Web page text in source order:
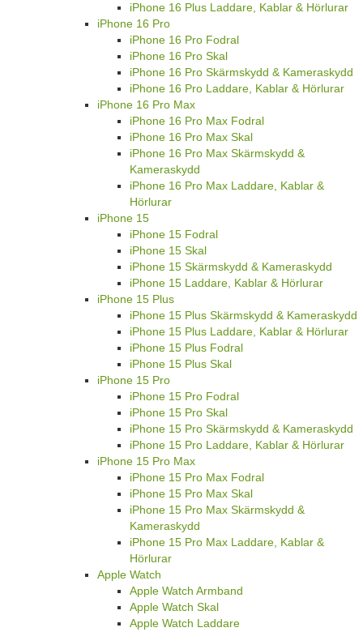
iPhone 16 Plus Laddare, Kablar & Hörlurar
iPhone 16 Pro
iPhone 16 Pro Fodral
iPhone 16 Pro Skal
iPhone 16 Pro Skärmskydd & Kameraskydd
iPhone 16 Pro Laddare, Kablar & Hörlurar
iPhone 16 Pro Max
iPhone 16 Pro Max Fodral
iPhone 16 Pro Max Skal
iPhone 16 Pro Max Skärmskydd &
Kameraskydd
iPhone 16 Pro Max Laddare, Kablar &
Hörlurar
iPhone 15
iPhone 15 Fodral
iPhone 15 Skal
iPhone 15 Skärmskydd & Kameraskydd
iPhone 15 Laddare, Kablar & Hörlurar
iPhone 15 Plus
iPhone 15 Plus Skärmskydd & Kameraskydd
iPhone 15 Plus Laddare, Kablar & Hörlurar
iPhone 15 Plus Fodral
iPhone 15 Plus Skal
iPhone 15 Pro
iPhone 15 Pro Fodral
iPhone 15 Pro Skal
iPhone 15 Pro Skärmskydd & Kameraskydd
iPhone 15 Pro Laddare, Kablar & Hörlurar
iPhone 15 Pro Max
iPhone 15 Pro Max Fodral
iPhone 15 Pro Max Skal
iPhone 15 Pro Max Skärmskydd &
Kameraskydd
iPhone 15 Pro Max Laddare, Kablar &
Hörlurar
Apple Watch
Apple Watch Armband
Apple Watch Skal
Apple Watch Laddare